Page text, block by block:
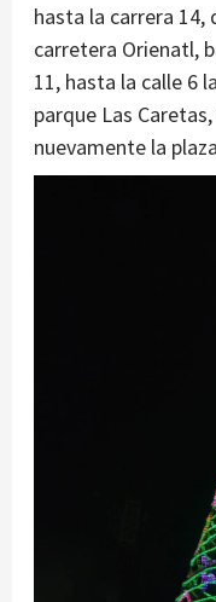
hasta la carrera
carretera Orienatl,
11, hasta la calle 6
parque Las
nuevamente la